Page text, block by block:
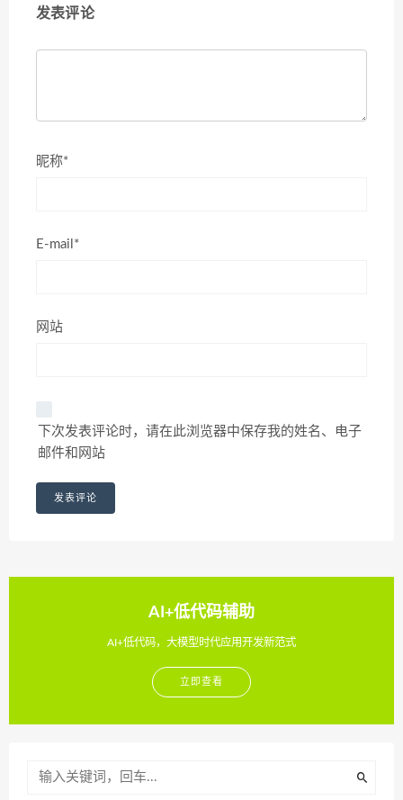
发表评论
昵称*
E-mail*
网站
下次发表评论时，请在此浏览器中保存我的姓名、电子
邮件和网站
AI+低代码辅助
AI+低代码，大模型时代应用开发新范式
立即查看